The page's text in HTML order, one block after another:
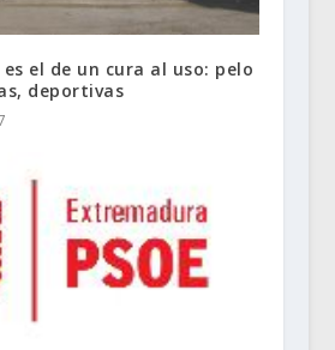
el de un cura al uso: pelo
deportivas